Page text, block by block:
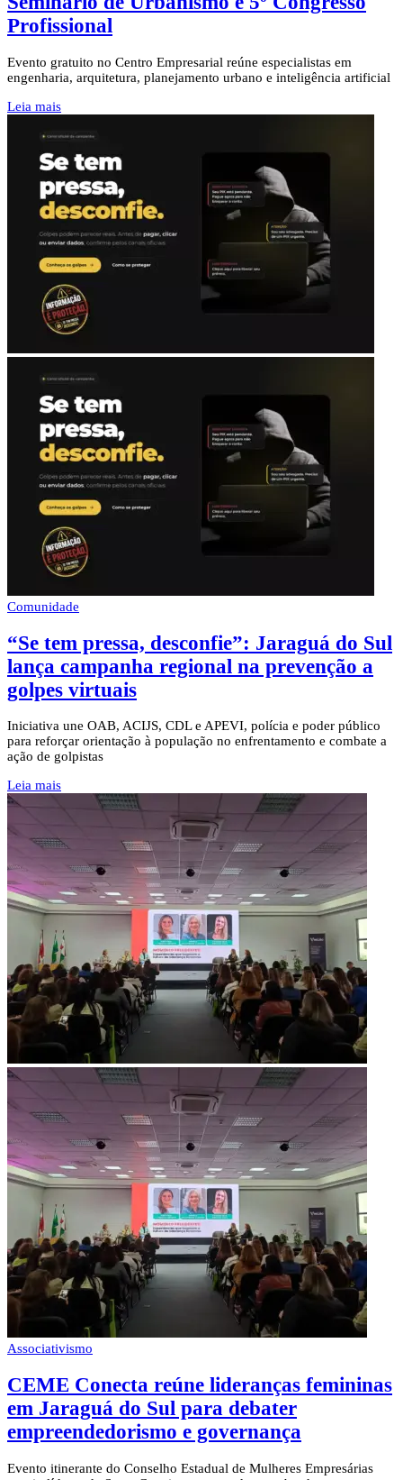
Profissional
Evento gratuito no Centro Empresarial reúne especialistas em
engenharia, arquitetura, planejamento urbano e inteligência artificial
Leia mais
Comunidade
“Se tem pressa, desconfie”: Jaraguá do Sul
lança campanha regional na prevenção a
golpes virtuais
Iniciativa une OAB, ACIJS, CDL e APEVI, polícia e poder público
para reforçar orientação à população no enfrentamento e combate a
ação de golpistas
Leia mais
Associativismo
CEME Conecta reúne lideranças femininas
em Jaraguá do Sul para debater
empreendedorismo e governança
Evento itinerante do Conselho Estadual de Mulheres Empresárias